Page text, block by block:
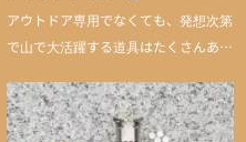
アウトドア専用でなくても、発想次第
で山で大活躍する道具はたくさんあり
山に持ち込むと快適性や安心感をグッ
と引き上げてくれる――そんな意外性